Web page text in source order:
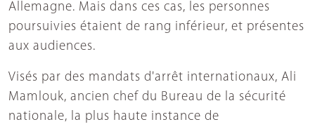
Allemagne. Mais dans ces cas, les personnes
poursuivies étaient de rang inférieur, et présentes
aux audiences.
Visés par des mandats d'arrêt internationaux, Ali
Mamlouk, ancien chef du Bureau de la sécurité
nationale, la plus haute instance de